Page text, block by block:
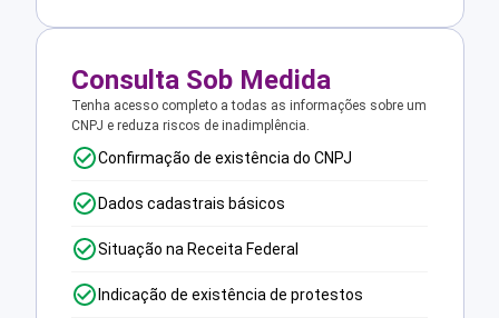
Consulta Sob Medida
Tenha acesso completo a todas as informações sobre um
CNPJ e reduza riscos de inadimplência.
Confirmação de existência do CNPJ
Dados cadastrais básicos
Situação na Receita Federal
Indicação de existência de protestos